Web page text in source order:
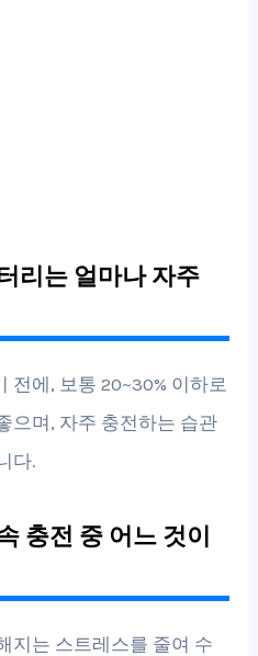
리는 얼마나 자주
전에, 보통 20~30% 이하로
으며, 자주 충전하는 습관
다.
충전 중 어느 것이
지는 스트레스를 줄여 수